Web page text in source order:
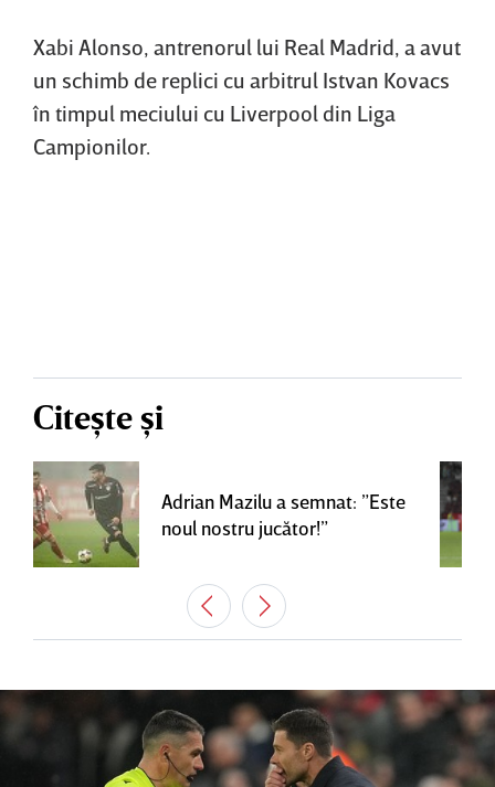
Xabi Alonso, antrenorul lui Real Madrid, a avut
un schimb de replici cu arbitrul Istvan Kovacs
în timpul meciului cu Liverpool din Liga
Campionilor.
Citește și
Adrian Mazilu a semnat: ”Este
noul nostru jucător!”